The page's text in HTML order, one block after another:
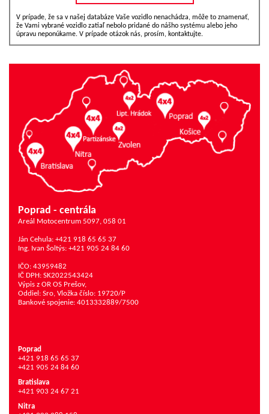
V prípade, že sa v našej databáze Vaše vozidlo nenachádza, môže to znamenať,
že Vami vybrané vozidlo zatiaľ nebolo pridané do nášho systému alebo jeho
úpravu neponúkame. V prípade otázok nás, prosím, kontaktujte.
Poprad - centrála
Areál Motocentrum 5097, 058 01
Ján Cehula: +421 918 65 65 37
Ing. Ivan Šoltýs: +421 905 24 84 60
IČO: 43959482
IČ DPH: SK2022543424
Výpis z OR OS Prešov,
Oddiel: Sro, Vložka číslo: 19720/P
Bankové spojenie: 4013332889/7500
Poprad
+421 918 65 65 37
+421 905 24 84 60
Bratislava
+421 903 24 67 21
Nitra